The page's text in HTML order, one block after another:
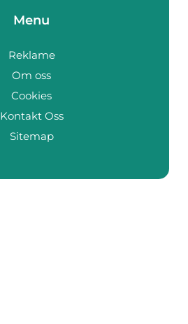
Menu
Reklame
Om oss
Cookies
Kontakt Oss
Sitemap